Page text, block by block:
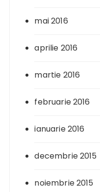
mai 2016
aprilie 2016
martie 2016
februarie 2016
ianuarie 2016
decembrie 2015
noiembrie 2015